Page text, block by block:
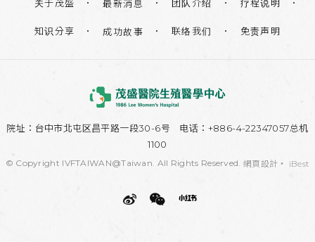
关于茂盛 最新消息 团队介绍 疗程说明
知识分享 成功故事 联络我们 免责声明
院址： 台中市北屯区昌平路一段30-6号 电话：+886-4-22347057总机
1100
© Copyright IVFTAIWAN@Taiwan. All Rights Reserved. 網頁設計 ‧ iBest